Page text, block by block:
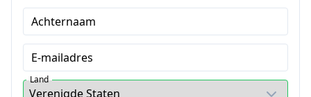
Achternaam
E-mailadres
Land